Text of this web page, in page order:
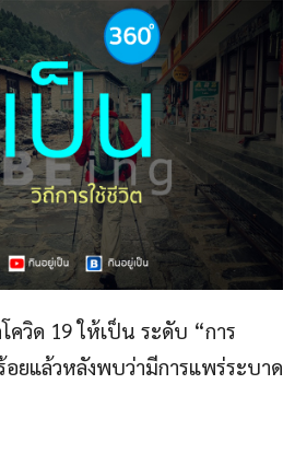
ควิด 19 ให้เป็น ระดับ “การ
ยแล้วหลังพบว่ามีการแพร่ระบาด